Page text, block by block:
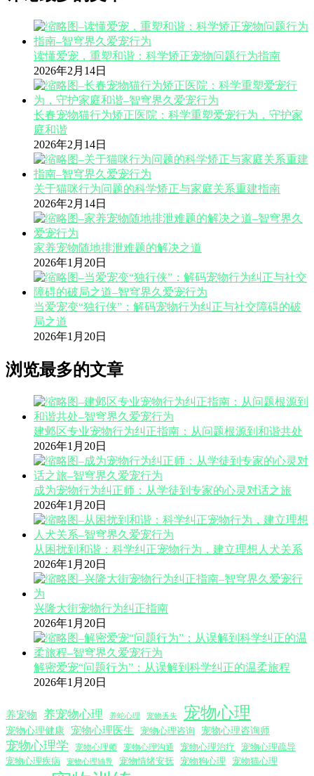
读懂爱宠，重塑和谐：科学矫正宠物问题行为指南
2026年2月14日
长春宠物猫行为矫正医院：科学重塑爱宠行为，守护家
庭和谐
2026年2月14日
关于猫咪行为问题的科学矫正与家庭关系重建指南
2026年2月14日
家养宠物随地排泄难题的解决之道
2026年1月20日
当爱宠变“独行侠”：解码宠物行为纠正与社交障碍的破
局之道
2026年1月20日
浏览最多的文章
建邺区专业宠物行为纠正指南：从问题根源到和谐共处
2026年1月20日
成为宠物行为纠正师：从学徒到专家的心灵对话之旅
2026年1月20日
从困扰到和谐：科学纠正宠物行为，建立理想人犬关系
2026年1月20日
兴隆大街宠物行为纠正指南
2026年1月20日
解密爱宠“问题行为”：从误解到科学纠正的温柔旅程
2026年1月20日
养宠物 养宠物心理 养蛇心理 宠物丢失 宠物心理
宠物心理健康 宠物心理医生 宠物心理咨询 宠物心理咨询师
宠物心理学 宠物心理师 宠物心理沟通 宠物心理治疗
宠物心理疏导
宠物心理疾病
宠物心理辅导 宠物情绪安抚 宠物狗心理 宠物猫心理